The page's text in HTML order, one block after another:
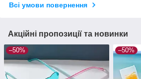
Всі умови повернення
Акційні пропозиції та новинки
–50% –50%